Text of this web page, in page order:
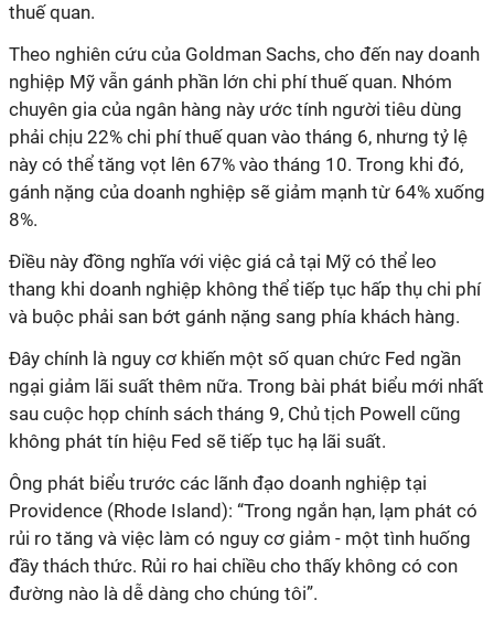
thuế quan.
Theo nghiên cứu của Goldman Sachs, cho đến nay doanh
nghiệp Mỹ vẫn gánh phần lớn chi phí thuế quan. Nhóm
chuyên gia của ngân hàng này ước tính người tiêu dùng
phải chịu 22% chi phí thuế quan vào tháng 6, nhưng tỷ lệ
này có thể tăng vọt lên 67% vào tháng 10. Trong khi đó,
gánh nặng của doanh nghiệp sẽ giảm mạnh từ 64% xuống
8%.
Điều này đồng nghĩa với việc giá cả tại Mỹ có thể leo
thang khi doanh nghiệp không thể tiếp tục hấp thụ chi phí
và buộc phải san bớt gánh nặng sang phía khách hàng.
Đây chính là nguy cơ khiến một số quan chức Fed ngần
ngại giảm lãi suất thêm nữa. Trong bài phát biểu mới nhất
sau cuộc họp chính sách tháng 9, Chủ tịch Powell cũng
không phát tín hiệu Fed sẽ tiếp tục hạ lãi suất.
Ông phát biểu trước các lãnh đạo doanh nghiệp tại
Providence (Rhode Island): “Trong ngắn hạn, lạm phát có
rủi ro tăng và việc làm có nguy cơ giảm - một tình huống
đầy thách thức. Rủi ro hai chiều cho thấy không có con
đường nào là dễ dàng cho chúng tôi”.